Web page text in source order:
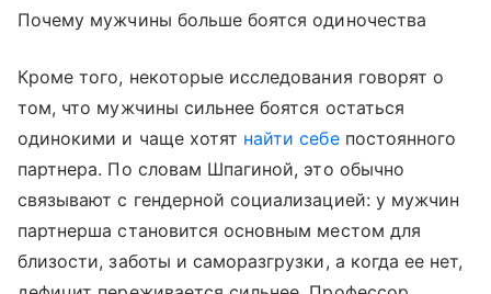
Почему мужчины больше боятся одиночества
Кроме того, некоторые исследования говорят о
том, что мужчины сильнее боятся остаться
одинокими и чаще хотят найти себепостоянного
партнера. По словам Шпагиной, это обычно
связывают с гендерной социализацией: у мужчин
партнерша становится основным местом для
близости, заботы и саморазгрузки, а когда ее нет,